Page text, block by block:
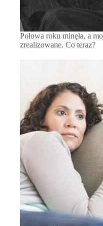
Połowa roku minęła, a
zrealizowane. Co teraz?